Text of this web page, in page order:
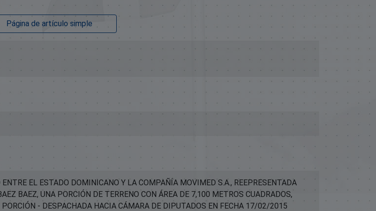
Página de artículo simple
EL ESTADO DOMINICANO Y LA COMPAÑÍA MOVIMED S.A., REEPRESENTADA
BAEZ, UNA PORCIÓN DE TERRENO CON ÁREA DE 7,100 METROS CUADRADOS,
- DESPACHADA HACIA CÁMARA DE DIPUTADOS EN FECHA 17/02/2015